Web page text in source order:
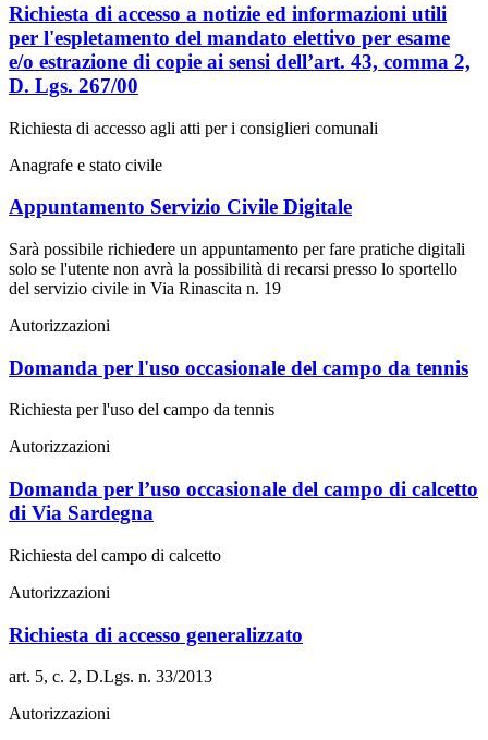
Richiesta di accesso a notizie ed informazioni utili
per l'espletamento del mandato elettivo per esame
e/o estrazione di copie ai sensi dell’art. 43, comma 2,
D. Lgs. 267/00
Richiesta di accesso agli atti per i consiglieri comunali
Anagrafe e stato civile
Appuntamento Servizio Civile Digitale
Sarà possibile richiedere un appuntamento per fare pratiche digitali
solo se l'utente non avrà la possibilità di recarsi presso lo sportello
del servizio civile in Via Rinascita n. 19
Autorizzazioni
Domanda per l'uso occasionale del campo da tennis
Richiesta per l'uso del campo da tennis
Autorizzazioni
Domanda per l’uso occasionale del campo di calcetto
di Via Sardegna
Richiesta del campo di calcetto
Autorizzazioni
Richiesta di accesso generalizzato
art. 5, c. 2, D.Lgs. n. 33/2013
Autorizzazioni